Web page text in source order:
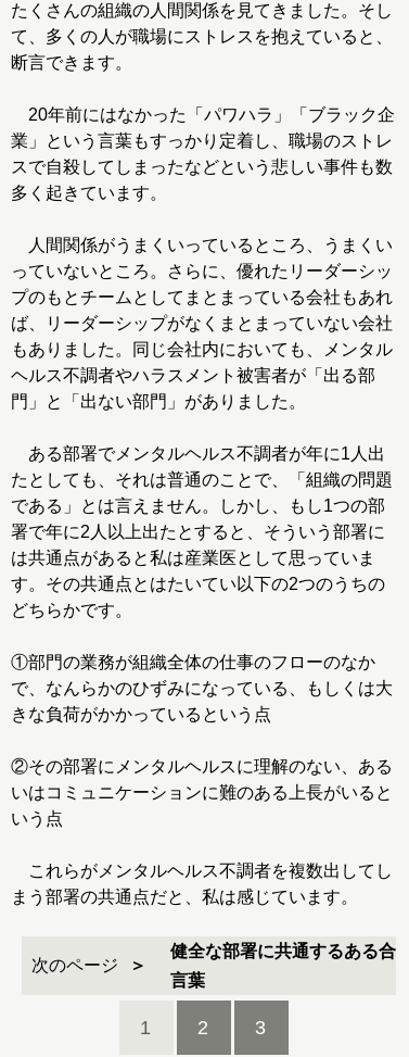
たくさんの組織の人間関係を見てきました。そし
て、多くの人が職場にストレスを抱えていると、
断言できます。
20年前にはなかった「パワハラ」「ブラック企
業」という言葉もすっかり定着し、職場のストレ
スで自殺してしまったなどという悲しい事件も数
多く起きています。
人間関係がうまくいっているところ、うまくい
っていないところ。さらに、優れたリーダーシッ
プのもとチームとしてまとまっている会社もあれ
ば、リーダーシップがなくまとまっていない会社
もありました。同じ会社内においても、メンタル
ヘルス不調者やハラスメント被害者が「出る部
門」と「出ない部門」がありました。
ある部署でメンタルヘルス不調者が年に1人出
たとしても、それは普通のことで、「組織の問題
である」とは言えません。しかし、もし1つの部
署で年に2人以上出たとすると、そういう部署に
は共通点があると私は産業医として思っていま
す。その共通点とはたいてい以下の2つのうちの
どちらかです。
①部門の業務が組織全体の仕事のフローのなか
で、なんらかのひずみになっている、もしくは大
きな負荷がかかっているという点
②その部署にメンタルヘルスに理解のない、ある
いはコミュニケーションに難のある上長がいると
いう点
これらがメンタルヘルス不調者を複数出してし
まう部署の共通点だと、私は感じています。
次のページ
健全な部署に共通するある合
言葉
1 2 3